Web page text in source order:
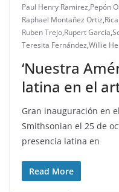
Paul Henry Ramirez,Pepón
Raphael Montañez Ortiz,
Ruben Trejo,Rupert García,
Teresita Fernández,Willie
‘Nuestra
latina en el
Gran inauguración en
Smithsonian el 25 de
presencia latina en
Read More